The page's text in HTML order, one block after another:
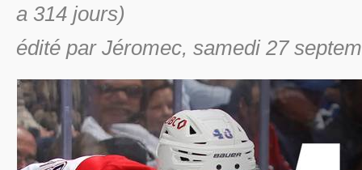
a 314 jours)
édité par Jéromec, samedi 27